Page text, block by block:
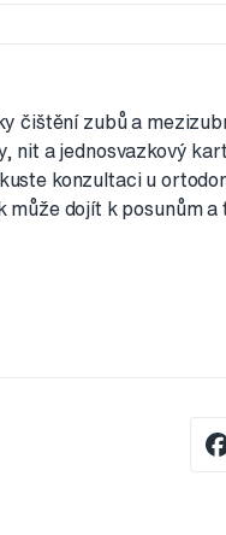
čištění zubů a
nit a jednosvazkový
konzultaci u
může dojít k posunům a